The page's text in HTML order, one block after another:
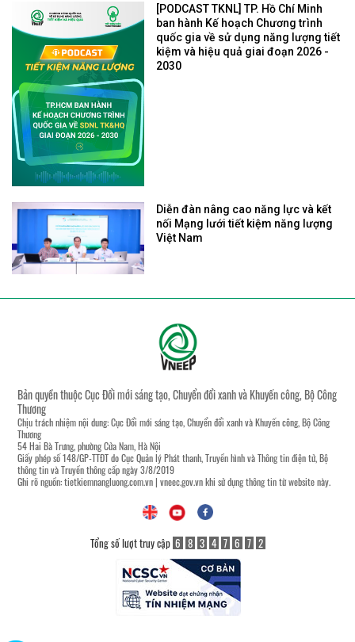
[PODCAST TKNL] TP. Hồ Chí Minh
ban hành Kế hoạch Chương trình
quốc gia về sử dụng năng lượng tiết
kiệm và hiệu quả giai đoạn 2026 -
2030
Diễn đàn nâng cao năng lực và kết
nối Mạng lưới tiết kiệm năng lượng
Việt Nam
Bản quyền thuộc Cục Đổi mới sáng tạo, Chuyển đổi xanh và Khuyến công, Bộ Công
Thương
Chịu trách nhiệm nội dung: Cục Đổi mới sáng tạo, Chuyển đổi xanh và Khuyến công, Bộ Công
Thương
54 Hai Bà Trưng, phường Cửa Nam, Hà Nội
Giấy phép số 148/GP-TTĐT do Cục Quản lý Phát thanh, Truyền hình và Thông tin điện tử, Bộ
thông tin và Truyền thông cấp ngày 3/8/2019
Ghi rõ nguồn:tietkiemnangluong.com.vn| vneec.gov.vnkhi sử dụng thông tin từ website này.
Tổng số lượt truy cập 6 8 3 4 7 6 7 2